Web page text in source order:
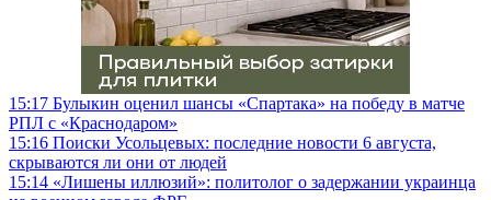
15:17 Булыкин оценил шансы «Спартака» на победу в матче
РПЛ с «Краснодаром»
15:16 Поиски Усольцевых: последние новости 6 августа,
скрываются ли они от людей
15:14 «Лишены иллюзий»: политолог о задержании украинца